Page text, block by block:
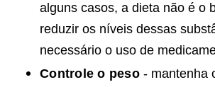
alguns casos, a dieta não é o
reduzir os níveis dessas
necessário o uso de
Controle o peso- mantenha